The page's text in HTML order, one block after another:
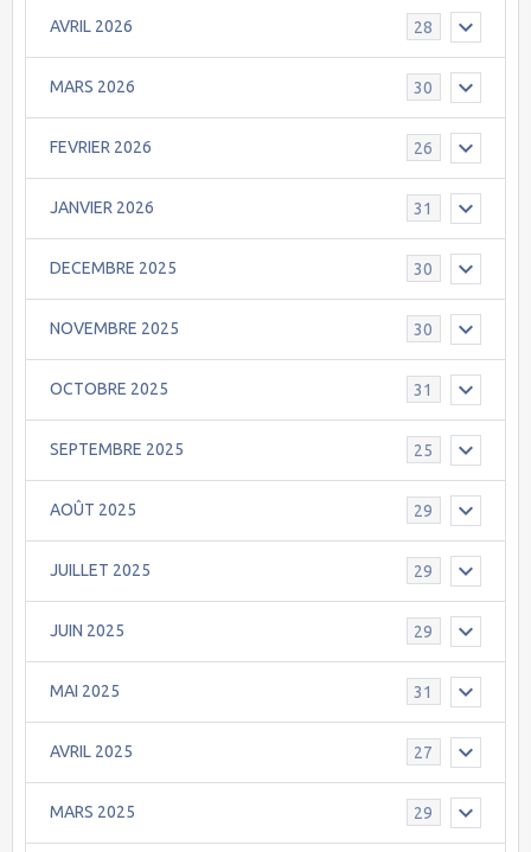
AVRIL 2026 28
MARS 2026 30
FEVRIER 2026 26
JANVIER 2026 31
DECEMBRE 2025 30
NOVEMBRE 2025 30
OCTOBRE 2025 31
SEPTEMBRE 2025 25
AOÛT 2025 29
JUILLET 2025 29
JUIN 2025 29
MAI 2025 31
AVRIL 2025 27
MARS 2025 29